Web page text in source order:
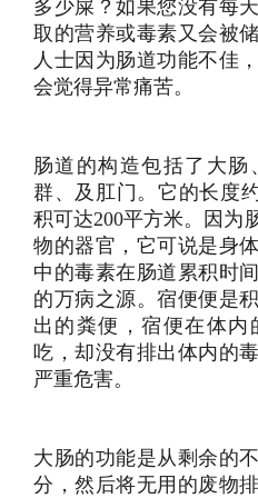
多少屎？如果您没有每
取的营养或毒素又会被
人士因为肠道功能不佳
会觉得异常痛苦。
肠道的构造包括了大
群、及肛门。它的长度
积可达200平方米。因为
物的器官，它可说是身
中的毒素在肠道累积时
的万病之源。宿便便是
出的粪便，宿便在体内
吃，却没有排出体内的
严重危害。
大肠的功能是从剩余的
分，然后将无用的废物